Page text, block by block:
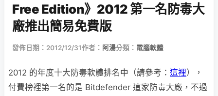
Free Edition》2012 第一名防毒大
廠推出簡易免費版
發佈日期：2012/12/31作者： 阿湯分類： 電腦軟體
2012 的年度十大防毒軟體排名中（請參考： 這裡），
付費榜裡第一名的是 Bitdefender 這家防毒大廠，不過